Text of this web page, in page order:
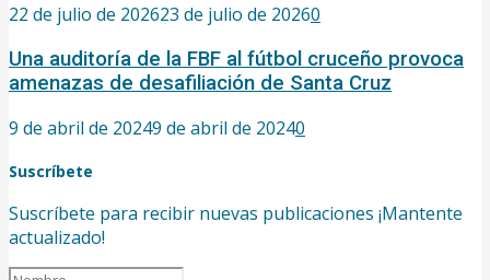
22 de julio de 202623 de julio de 20260
Una auditoría de la FBF al fútbol cruceño provoca
amenazas de desafiliación de Santa Cruz
9 de abril de 20249 de abril de 20240
Suscríbete
Suscríbete para recibir nuevas publicaciones ¡Mantente
actualizado!